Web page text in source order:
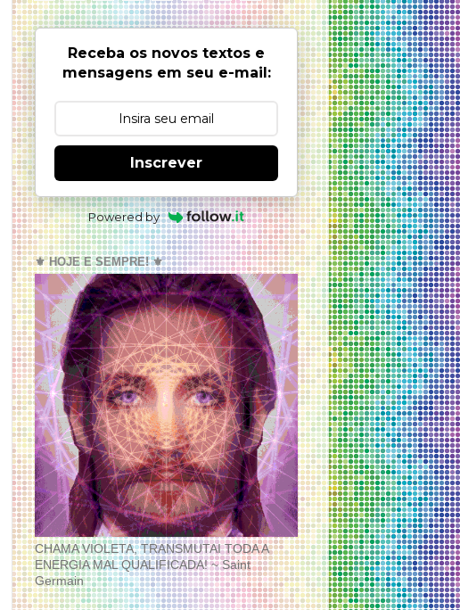
Receba os novos textos e
mensagens em seu e-mail:
Inscrever
Powered by
⚜️ HOJE E SEMPRE! ⚜️
CHAMA VIOLETA, TRANSMUTAI TODA A
ENERGIA MAL QUALIFICADA! ~ Saint
Germain